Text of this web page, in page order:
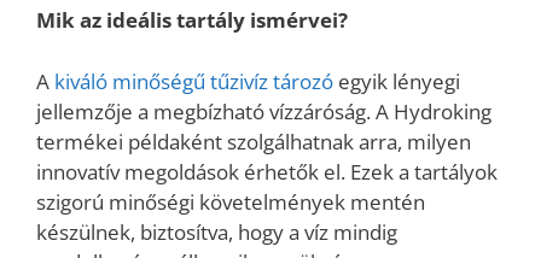
Mik az ideális tartály ismérvei?
A kiváló minőségű tűzivíz tározó egyik lényegi
jellemzője a megbízható vízzáróság. A Hydroking
termékei példaként szolgálhatnak arra, milyen
innovatív megoldások érhetők el. Ezek a tartályok
szigorú minőségi követelmények mentén
készülnek, biztosítva, hogy a víz mindig